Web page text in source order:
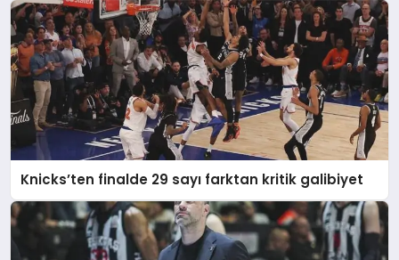
Knicks’ten finalde 29 sayı farktan kritik galibiyet